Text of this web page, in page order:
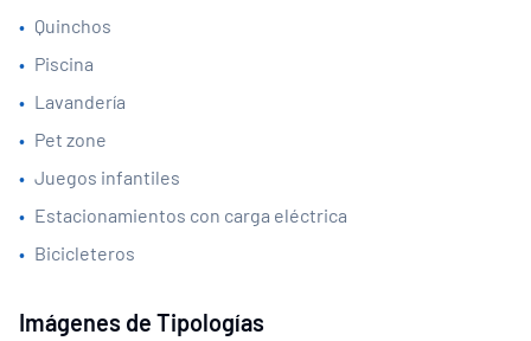
• Quinchos
• Piscina
• Lavandería
• Pet zone
• Juegos infantiles
• Estacionamientos con carga eléctrica
• Bicicleteros
Imágenes de Tipologías